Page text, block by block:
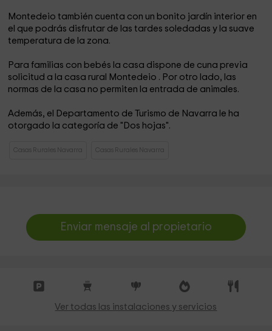
Montedeio también cuenta con un bonito jardín interior en
el que podrás disfrutar de las tardes soledadas y la suave
temperatura de la zona.
Para familias con bebés la casa dispone de cuna previa
solicitud a la casa rural Montedeio . Por otro lado, las
normas de la casa no permiten la entrada de animales.
Además, el Departamento de Turismo de Navarra le ha
otorgado la categoría de "Dos hojas".
Casas Rurales Navarra Casas Rurales Navarra
Enviar mensaje al propietario
Ver todas las instalaciones y servicios